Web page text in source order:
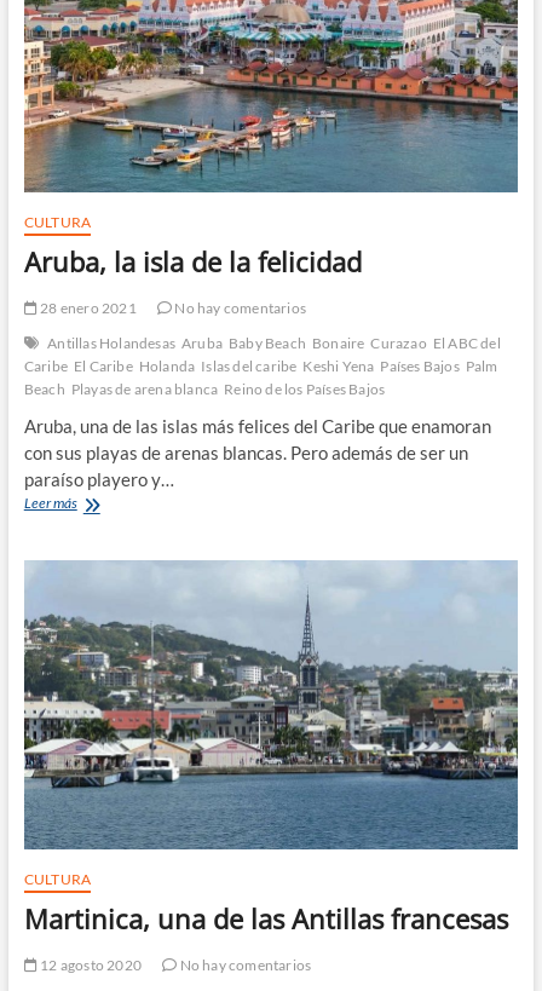
CULTURA
Aruba, la isla de la felicidad
28 enero 2021
No hay comentarios
Antillas Holandesas Aruba Baby Beach Bonaire Curazao El ABC del
Caribe El Caribe Holanda Islas del caribe Keshi Yena Países Bajos Palm
Beach Playas de arena blanca Reino de los Países Bajos
Aruba, una de las islas más felices del Caribe que enamoran
con sus playas de arenas blancas. Pero además de ser un
paraíso playero y…
Leer másAruba,
CULTURA
Martinica, una de las Antillas francesas
12 agosto 2020
No hay comentarios